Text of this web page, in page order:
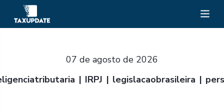
07 de agosto de 2026
IRPJ legislacaobrasileira